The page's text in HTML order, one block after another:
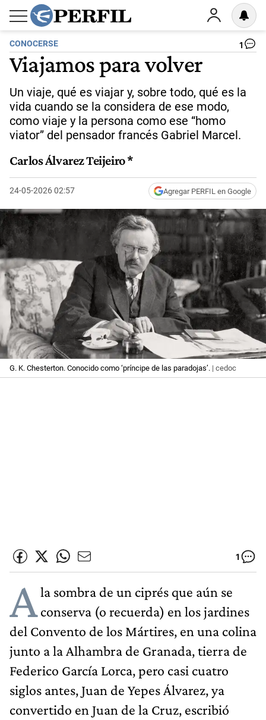
CONOCERSE 1
Viajamos para volver
Un viaje, qué es viajar y, sobre todo, qué es la
vida cuando se la considera de ese modo,
como viaje y la persona como ese “homo
viator” del pensador francés Gabriel Marcel.
Carlos Álvarez Teijeiro *
24-05-2026 02:57 Agregar PERFIL en Google
G. K. Chesterton. Conocido como ‘príncipe de las paradojas’. | cedoc
1
Ala sombra de un ciprés que aún se
conserva (o recuerda) en los jardines
del Convento de los Mártires, en una colina
junto a la Alhambra de Granada, tierra de
Federico García Lorca, pero casi cuatro
siglos antes, Juan de Yepes Álvarez, ya
convertido en Juan de la Cruz, escribió